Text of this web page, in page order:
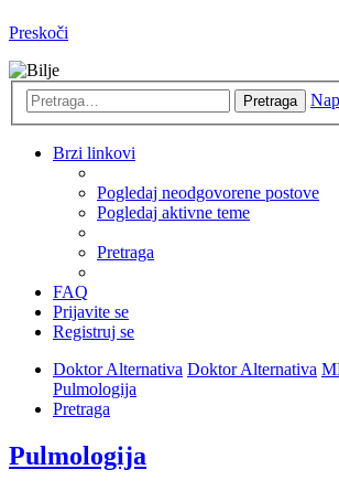
Preskoči
Pretraga
Brzi linkovi
Pogledaj neodgovorene postove
Pogledaj aktivne teme
Pretraga
FAQ
Prijavite se
Registruj se
Doktor Alternativa Doktor Alternativa
Pulmologija
Pretraga
Pulmologija